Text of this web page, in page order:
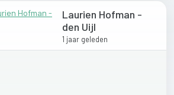
Laurien Hofman -
den Uijl
1 jaar geleden